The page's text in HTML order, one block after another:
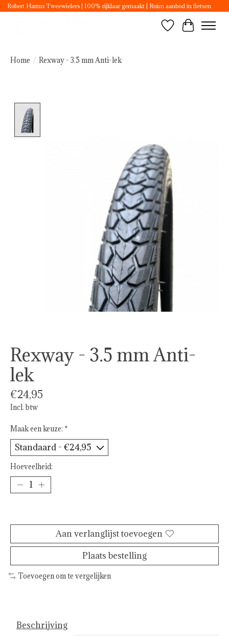
Robert Harms Tweewielers | 100% rijklaar gemaakt | Ruim aanbod in fietsen
Verlanglijst
Home / Rexway - 3.5 mm Anti-lek
Rexway - 3.5 mm Anti-
lek
€24,95
Incl. btw
Maak een keuze: *
Hoeveelheid:
Aan verlanglijst toevoegen
Plaats bestelling
Toevoegen om te vergelijken
Beschrijving